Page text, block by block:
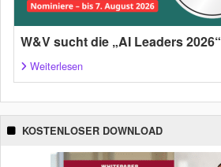
W&V sucht die „AI Leaders 2026“
Weiterlesen
KOSTENLOSER DOWNLOAD